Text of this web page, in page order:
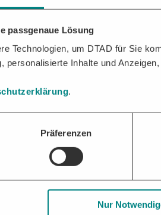
passgenaue Lösung
Technologien, um DTAD für Sie
personalisierte Inhalte und
.
Präferenzen
Nur
Überblick über das